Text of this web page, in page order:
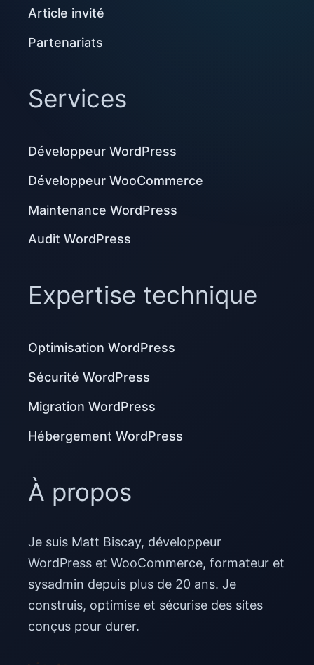
Article invité
Partenariats
Services
Développeur WordPress
Développeur WooCommerce
Maintenance WordPress
Audit WordPress
Expertise technique
Optimisation WordPress
Sécurité WordPress
Migration WordPress
Hébergement WordPress
À propos
Je suis Matt Biscay, développeur
WordPress et WooCommerce, formateur et
sysadmin depuis plus de 20 ans. Je
construis, optimise et sécurise des sites
conçus pour durer.